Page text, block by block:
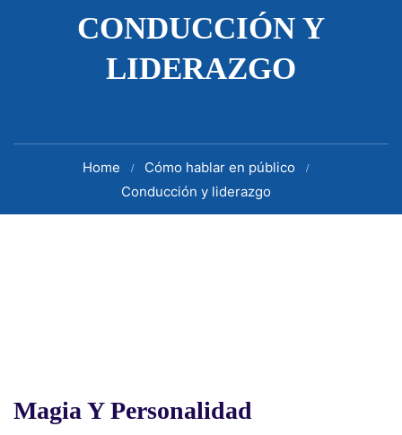
CONDUCCIÓN Y
LIDERAZGO
Home
Cómo hablar en público
Conducción y liderazgo
Magia Y Personalidad